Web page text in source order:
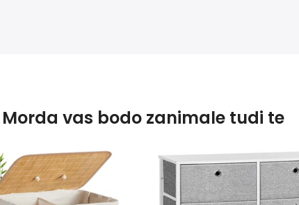
Morda vas bodo zanimale tudi te